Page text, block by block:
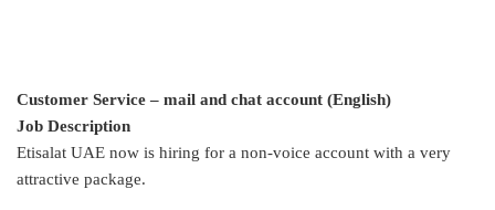
Customer Service – mail and chat account (English)
Job Description
Etisalat UAE now is hiring for a non-voice account with a very
attractive package.